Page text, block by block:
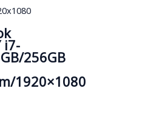
i7-
256GB
1920×1080